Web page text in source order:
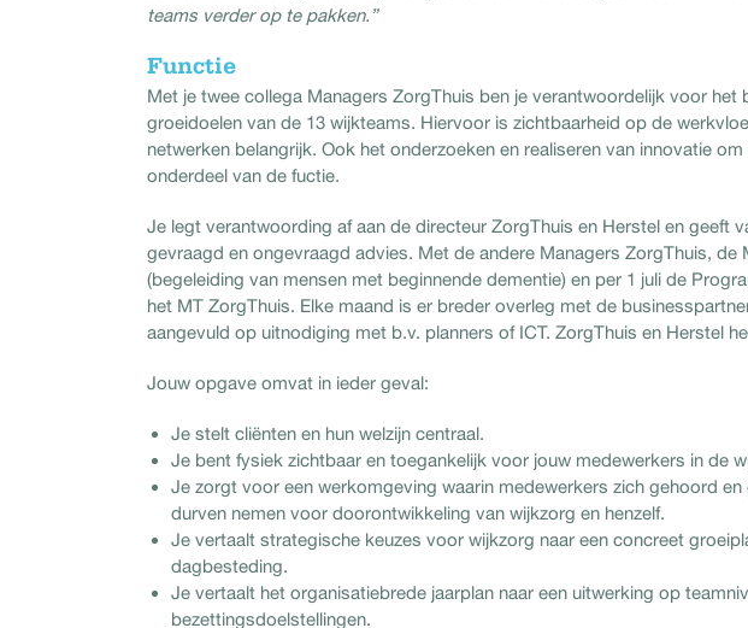
teams verder op te pakken.”
Functie
Met je twee collega Managers ZorgThuis ben je verantwoordelijk voor het
groeidoelen van de 13 wijkteams. Hiervoor is zichtbaarheid op de
netwerken belangrijk. Ook het onderzoeken en realiseren van innovatie
onderdeel van de fuctie.
Je legt verantwoording af aan de directeur ZorgThuis en Herstel en geeft
gevraagd en ongevraagd advies. Met de andere Managers ZorgThuis, de
(begeleiding van mensen met beginnende dementie) en per 1 juli de
het MT ZorgThuis. Elke maand is er breder overleg met de
aangevuld op uitnodiging met b.v. planners of ICT. ZorgThuis en Herstel
Jouw opgave omvat in ieder geval:
Je stelt cliënten en hun welzijn centraal.
Je bent fysiek zichtbaar en toegankelijk voor jouw medewerkers in de
Je zorgt voor een werkomgeving waarin medewerkers zich gehoord
durven nemen voor doorontwikkeling van wijkzorg en henzelf.
Je vertaalt strategische keuzes voor wijkzorg naar een concreet
dagbesteding.
Je vertaalt het organisatiebrede jaarplan naar een uitwerking op
bezettingsdoelstellingen.